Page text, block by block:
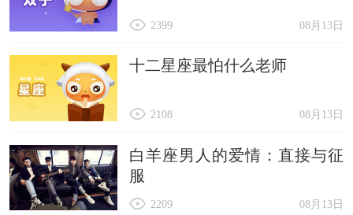
08月13日
2399
十二星座最怕什么老师
08月13日
2108
白羊座男人的爱情：直接与征
服
08月13日
2209